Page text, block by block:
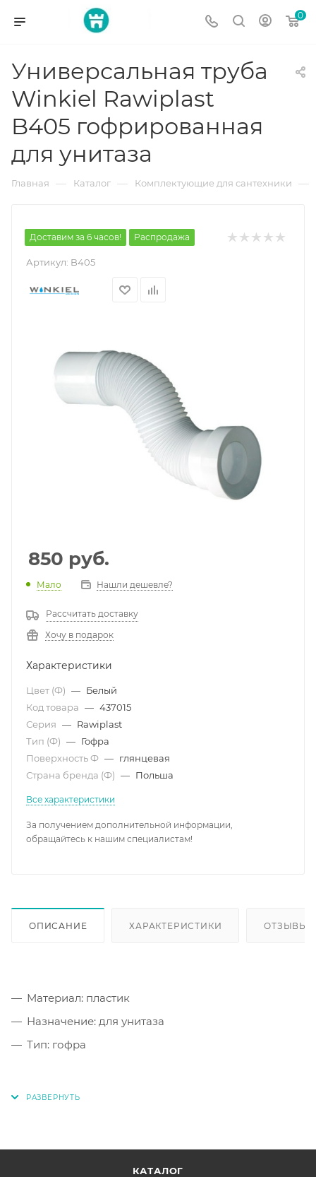
0
Универсальная труба
Winkiel Rawiplast
B405 гофрированная
для унитаза
Главная — Каталог — Комплектующие для сантехники —
Доставим за 6 часов! Распродажа
Артикул: B405
850 руб.
Мало Нашли дешевле?
Рассчитать доставку
Хочу в подарок
Характеристики
Цвет (Ф) — Белый
Код товара — 437015
Серия — Rawiplast
Тип (Ф) — Гофра
Поверхность Ф — глянцевая
Страна бренда (Ф) — Польша
Все характеристики
За получением дополнительной информации,
обращайтесь к нашим специалистам!
ОПИСАНИЕ ХАРАКТЕРИСТИКИ ОТЗЫВЫ
Материал: пластик
Назначение: для унитаза
Тип: гофра
КАТАЛОГ